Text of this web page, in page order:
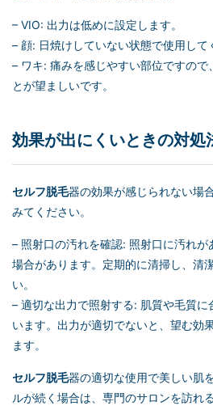
– VIO: 出力は低めに設定します。
– 顔: 日焼けしていない状態で使用して
– ワキ: 痛みを感じやすい部位ですので
とが望ましいです。
効果が出にくいときの対処
セルフ脱毛器の効果が感じられない場
みてください。
– 照射口の汚れを確認: 照射口に汚れ
場合があります。定期的に清掃し、清
い。
– 適切な出力で照射する: 肌質や毛質
います。出力が適切でないと、望む効
ます。
セルフ脱毛器の適切な使用で美しい肌
ルが続く場合は、専門のサロンを訪れ